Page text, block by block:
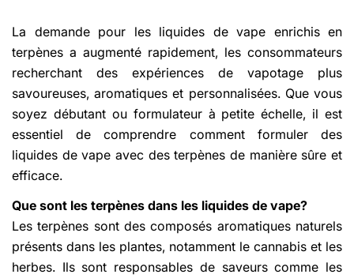
La demande pour les liquides de vape enrichis en
terpènes a augmenté rapidement, les consommateurs
recherchant des expériences de vapotage plus
savoureuses, aromatiques et personnalisées. Que vous
soyez débutant ou formulateur à petite échelle, il est
essentiel de comprendre comment formuler des
liquides de vape avec des terpènes de manière sûre et
efficace.
Que sont les terpènes dans les liquides de vape?
Les terpènes sont des composés aromatiques naturels
présents dans les plantes, notamment le cannabis et les
herbes. Ils sont responsables de saveurs comme les